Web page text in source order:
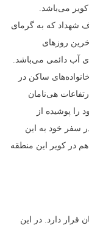
می‌باشد.
شهداد که به گرمای
روزهای
آب دائمی می‌باشد.
ساکن در
هی‌نامان
پوشیده از
سفر خود به این
در کویر این منطقه
دارد. در این